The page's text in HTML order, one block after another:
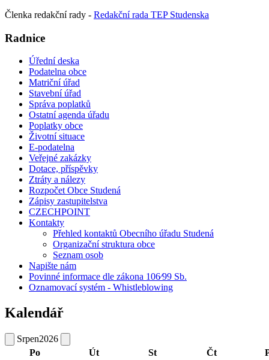
Členka redakční rady - Redakční rada TEP Studenska
Radnice
Úřední deska
Podatelna obce
Matriční úřad
Stavební úřad
Správa poplatků
Ostatní agenda úřadu
Poplatky obce
Životní situace
E-podatelna
Veřejné zakázky
Dotace, příspěvky
Ztráty a nálezy
Rozpočet Obce Studená
Zápisy zastupitelstva
CZECHPOINT
Kontakty
Přehled kontaktů Obecního úřadu Studená
Organizační struktura obce
Seznam osob
Napište nám
Povinné informace dle zákona 106⁄99 Sb.
Oznamovací systém - Whistleblowing
Kalendář
Srpen2026
Po
Út St Čt